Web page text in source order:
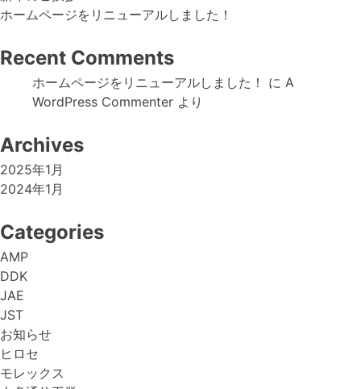
ー
ョ
ホームページをリニューアルしました！
Recent Comments
ホームページをリニューアルしました！ に A
WordPress Commenter より
Archives
2025年1月
2024年1月
Categories
AMP
DDK
JAE
JST
お知らせ
ヒロセ
モレックス